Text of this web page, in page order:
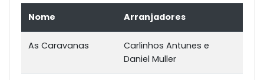
Nome Arranjadores
As Caravanas
Carlinhos Antunes e
Daniel Muller